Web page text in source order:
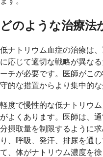
どのような治療法
低ナトリウム血症の治療は
に応じて適切な戦略が異な
ーチが必要です。医師がこ
守的な措置からより集中的
軽度で慢性的な低ナトリウ
がよくあります。医師は、
分摂取量を制限するように
り、呼吸、発汗、排尿を通
て、体がナトリウム濃度を